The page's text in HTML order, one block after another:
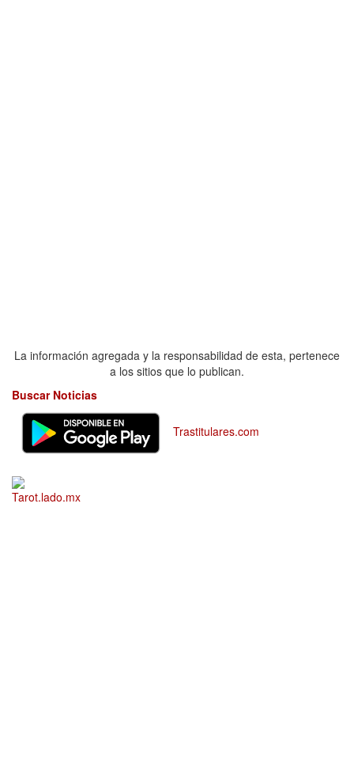
La información agregada y la responsabilidad de esta, pertenece
a los sitios que lo publican.
Buscar Noticias
Trastitulares.com
Tarot.lado.mx